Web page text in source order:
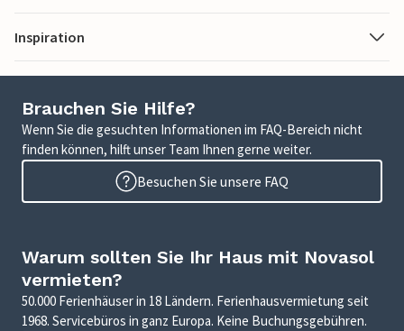
Inspiration
Brauchen Sie Hilfe?
Wenn Sie die gesuchten Informationen im FAQ-Bereich nicht
finden können, hilft unser Team Ihnen gerne weiter.
Besuchen Sie unsere FAQ
Warum sollten Sie Ihr Haus mit Novasol
vermieten?
50.000 Ferienhäuser in 18 Ländern. Ferienhausvermietung seit
1968. Servicebüros in ganz Europa. Keine Buchungsgebühren.